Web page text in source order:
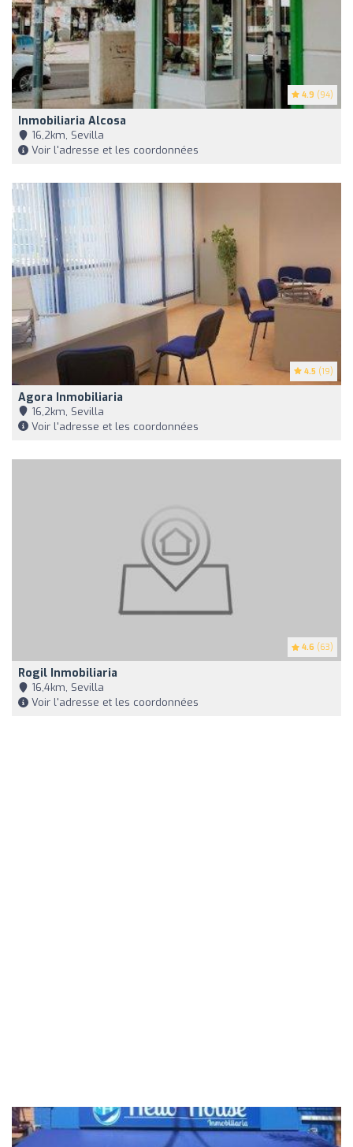
4.9 (94)
Inmobiliaria Alcosa
16,2km, Sevilla
Voir l'adresse et les coordonnées
4.5 (19)
Agora Inmobiliaria
16,2km, Sevilla
Voir l'adresse et les coordonnées
4.6 (63)
Rogil Inmobiliaria
16,4km, Sevilla
Voir l'adresse et les coordonnées